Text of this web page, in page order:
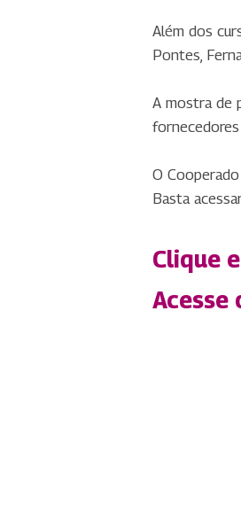
Além dos
Pontes,
A mostra de
O
Basta
Clique
Acesse